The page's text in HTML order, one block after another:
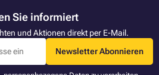
Sie informiert
und Aktionen direkt per E-Mail.
Newsletter Abonnieren